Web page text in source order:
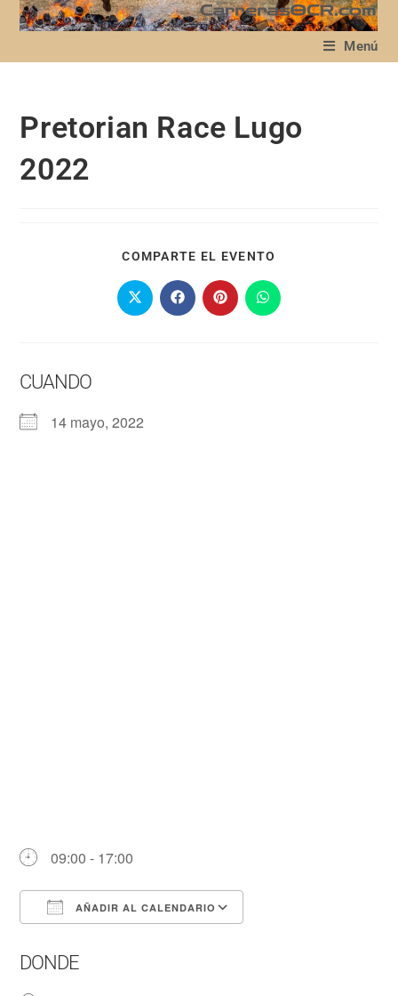
Menú
Pretorian Race Lugo
2022
COMPARTE EL EVENTO
CUANDO
14 mayo, 2022
09:00 - 17:00
AÑADIR AL CALENDARIO
DONDE